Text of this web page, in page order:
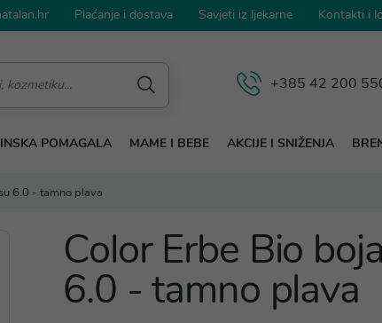
Plaćanje i dostava Savjeti iz ljekarne Kontakti i
+385 42 200
POMAGALA MAME I BEBE AKCIJE I SNIŽENJA
6.0 - tamno plava
Color Erbe Bio
6.0 - tamno plava